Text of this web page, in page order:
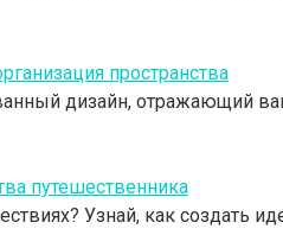
пространства
дизайн, отражающий
путешественника
Узнай, как создать